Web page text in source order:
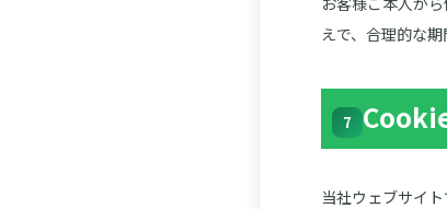
えで、合理的な期
7
当社ウェブサイ